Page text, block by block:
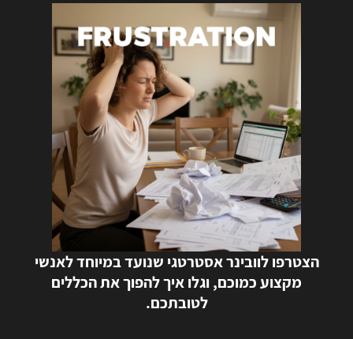
הצטרפו לוובינר אסטרטגי שנועד במיוחד לאנשי
מקצוע כמוכם, וגלו איך להפוך את הכללים
לטובתכם.